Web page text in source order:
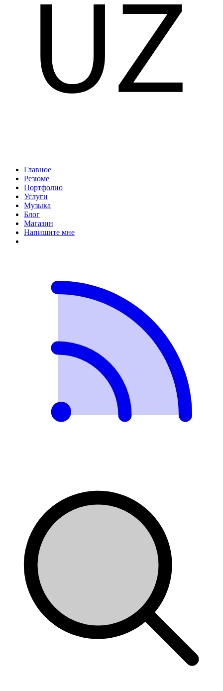
Главное
Резюме
Портфолио
Услуги
Музыка
Блог
Магазин
Напишите мне